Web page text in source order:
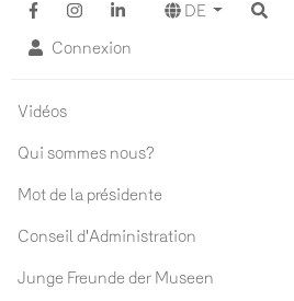
DE
Connexion
Association ADM
Vidéos
Qui sommes nous?
Mot de la présidente
Conseil d'Administration
Junge Freunde der Museen